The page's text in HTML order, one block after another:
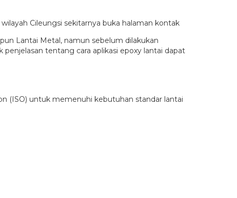
Cileungsi sekitarnya buka halaman kontak
Lantai Metal, namun sebelum dilakukan
tentang cara aplikasi epoxy lantai dapat
(ISO) untuk memenuhi kebutuhan standar lantai